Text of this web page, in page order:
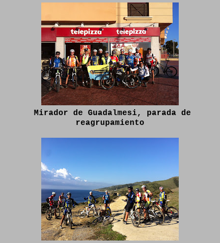
Mirador de Guadalmesi, parada de
reagrupamiento